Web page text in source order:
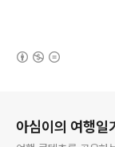
아심이의 여행일